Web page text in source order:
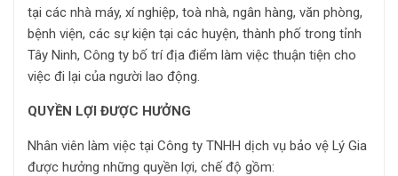
tại các nhà máy, xí nghiệp, toà nhà, ngân hàng, văn phòng,
bệnh viện, các sự kiện tại các huyện, thành phố trong tỉnh
Tây Ninh, Công ty bố trí địa điểm làm việc thuận tiện cho
việc đi lại của người lao động.
QUYỀN LỢI ĐƯỢC HƯỞNG
Nhân viên làm việc tại Công ty TNHH dịch vụ bảo vệ Lý Gia
được hưởng những quyền lợi, chế độ gồm: